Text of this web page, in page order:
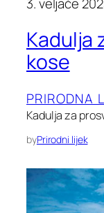
Kadulja
kose
PRIRODNA
Kadulja za
byPrirodni lijek